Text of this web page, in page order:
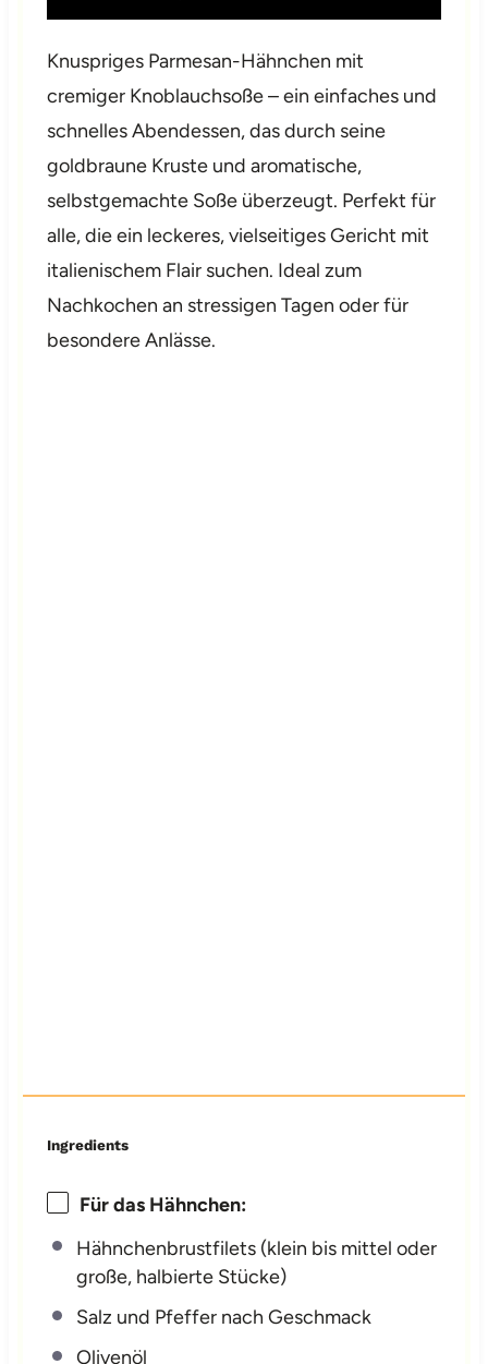
Knuspriges Parmesan-Hähnchen mit
cremiger Knoblauchsoße – ein einfaches und
schnelles Abendessen, das durch seine
goldbraune Kruste und aromatische,
selbstgemachte Soße überzeugt. Perfekt für
alle, die ein leckeres, vielseitiges Gericht mit
italienischem Flair suchen. Ideal zum
Nachkochen an stressigen Tagen oder für
besondere Anlässe.
Ingredients
Für das Hähnchen:
Hähnchenbrustfilets (klein bis mittel oder
große, halbierte Stücke)
Salz und Pfeffer nach Geschmack
Olivenöl